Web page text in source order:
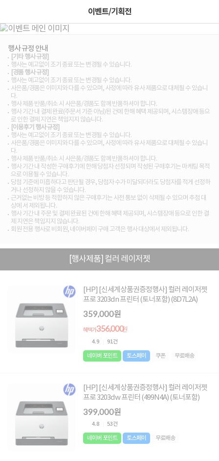
이벤트/기획전
행사 규정 안내
[기타 행사 규정]
행사는 예고없이 조기 종료 또는 변경될 수 있습니다.
[경품 행사 규정]
행사는 예고없이 조기 종료 또는 변경될 수 있습니다.
사은품/경품은 이미지와 다를 수 있으며, 사정에 따라 유사 제품으로 대체될 수 있습니
다.
행사 제품 반품/취소 시 사은품/경품도 함께 반품하셔야 합니다.
행사 기간 내 결제 완료(주문서 기준 아님)된 건에 한해 혜택 제공되며, 시스템장애 등으
로 인한 결제 지연은 책임지지 않습니다.
[이용후기 행사 규정]
행사는 예고없이 조기 종료 또는 변경될 수 있습니다.
사은품/경품은 이미지와 다를 수 있으며, 사정에 따라 유사 제품으로 대체될 수 있습니
다.
행사 제품 반품/취소 시 사은품/경품도 함께 반품하셔야 합니다.
행사 기간 내 작성한 구매후기에 한해 당첨자 선정되며 작성된 구매후기는 마케팅 목적
으로 이용될 수 있습니다.
당첨 기준에 미흡하다고 판단될 경우, 당첨자 수가 미달되더라도 당첨자를 적게 선정하
거나 선정하지 않을 수 있습니다.
근거없는 비방 등 적합하지 않은 구매후기는 사전 통보 없이 삭제될 수 있으며 추첨 대
상에 서 제외됩니다.
행사 기간 내 주문 및 결제 완료된 건에 한해 혜택 제공되며, 시스템장애 등으로 인한 결
제 지연은 책임지지 않습니다.
회원 전용 행사로 비회원, 네이버페이 구매 고객은 행사 대상에서 제외됩니다.
[행사제품] 컬러 레이저젯
[HP] [신세계상품권증정행사] 컬러 레이저젯
프로 3203dn 프린터 (토너포함) (8D7L2A)
359,000원
혜택가356,000원
4.9 91건
네이버 포인트 토스페이 쿠폰 무료배송
[HP] [신세계상품권증정행사] 컬러 레이저젯
프로 3203dw 프린터 (499N4A) (토너포함)
399,000원
4.8 53건
네이버 포인트 토스페이 무료배송